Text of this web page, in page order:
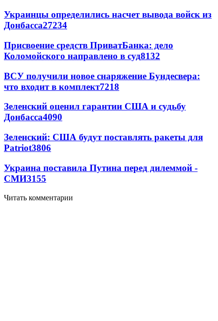
Украинцы определились насчет вывода войск из
Донбасса27234
Присвоение средств ПриватБанка: дело
Коломойского направлено в суд8132
ВСУ получили новое снаряжение Бундесвера:
что входит в комплект7218
Зеленский оценил гарантии США и судьбу
Донбасса4090
Зеленский: США будут поставлять ракеты для
Patriot3806
Украина поставила Путина перед дилеммой -
СМИ3155
Читать комментарии